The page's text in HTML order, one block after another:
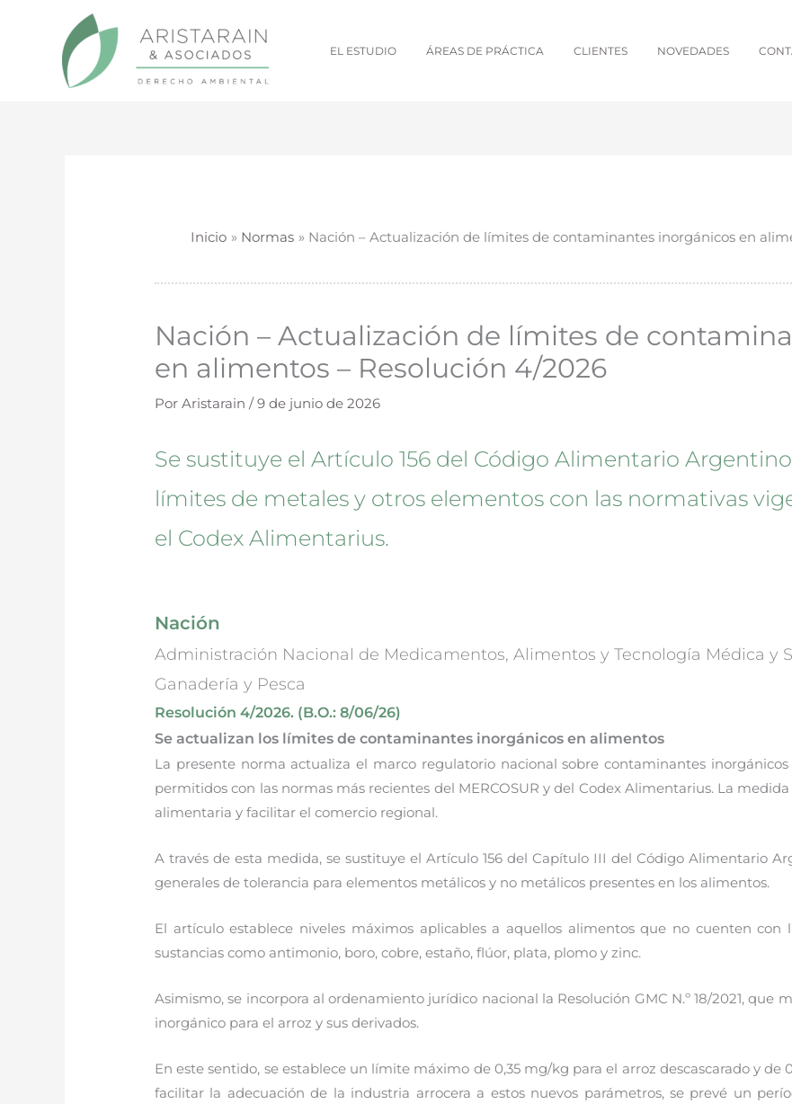
contenido
EL ESTUDIO ÁREAS DE PRÁCTICA CLIENTES NOVEDADES
Inicio Normas Nación – Actualización de límites de contaminantes inorgánicos en
Nación – Actualización de límites de
en alimentos – Resolución 4/2026
PorAristarain/9 de junio de 2026
Se sustituye el Artículo 156 del Código Alimentario
límites de metales y otros elementos con las normativas
el Codex Alimentarius.
Nación
Administración Nacional de Medicamentos, Alimentos y Tecnología Médica y
Ganadería y Pesca
Resolución 4/2026. (B.O.: 8/06/26)
Se actualizan los límites de contaminantes inorgánicos en alimentos
La presente norma actualiza el marco regulatorio nacional sobre contaminantes
permitidos con las normas más recientes del MERCOSUR y del Codex Alimentarius. La
alimentaria y facilitar el comercio regional.
A través de esta medida, se sustituye el Artículo 156 del Capítulo III del Código Alimentario
generales de tolerancia para elementos metálicos y no metálicos presentes en los alimentos.
El artículo establece niveles máximos aplicables a aquellos alimentos que no cuenten con
sustancias como antimonio, boro, cobre, estaño, flúor, plata, plomo y zinc.
Asimismo, se incorpora al ordenamiento jurídico nacional la Resolución GMC N.º 18/2021, que
inorgánico para el arroz y sus derivados.
En este sentido, se establece un límite máximo de 0,35 mg/kg para el arroz descascarado y
facilitar la adecuación de la industria arrocera a estos nuevos parámetros, se prevé un